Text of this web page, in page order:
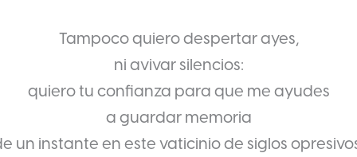
Tampoco quiero despertar ayes,
ni avivar silencios:
quiero tu confianza para que me ayudes
a guardar memoria
un instante en este vaticinio de siglos